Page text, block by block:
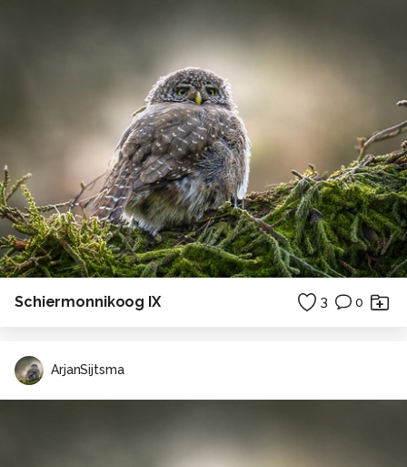
Schiermonnikoog IX 3 0
ArjanSijtsma